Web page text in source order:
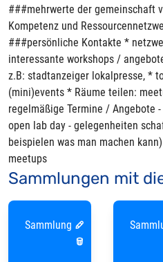
###mehrwerte der gemeinschaft
Kompetenz und
###persönliche Kontakte *
interessante workshops /
z.B: stadtanzeiger lokalpresse, *
(mini)events * Räume teilen:
regelmäßige Termine / Angebote
open lab day - gelegenheiten
beispielen was man machen
meetups
Sammlungen mit
Sammlung